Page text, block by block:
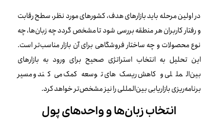
در اولین مرحله باید بازارهای هدف، کشورهای مورد نظر، سطح رقابت
و رفتار کاربران هر منطقه بررسی شود تا مشخص گردد چه زبان‌ها، چه
نوع محصولات و چه ساختار فروشگاهی برای آن بازار مناسب‌تر است.
این تحلیل به انتخاب استراتژی صحیح برای ورود به بازارهای
بین‌المللی و کاهش ریسک‌های توسعه کمک می‌کند و مسیر
برنامه‌ریزی بازاریابی بین‌المللی را نیز مشخص‌تر خواهد کرد.
انتخاب زبان‌ها و واحدهای پول